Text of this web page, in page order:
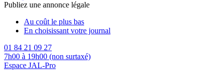
Publiez une annonce légale
Au coût le plus bas
En choisissant votre journal
01 84 21 09 27
7h00 à 19h00 (non surtaxé)
Espace JAL-Pro